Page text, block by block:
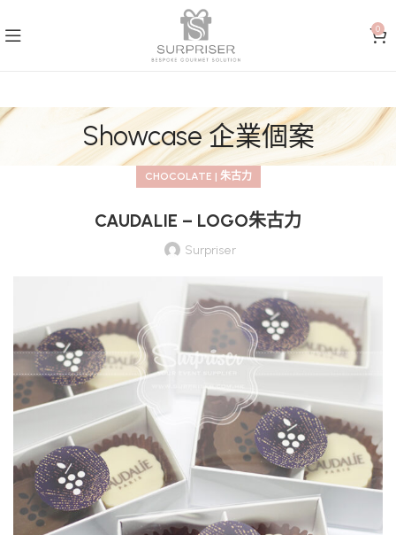
0
Showcase 企業個案
CHOCOLATE | 朱古力
CAUDALIE – LOGO朱古力
Surpriser